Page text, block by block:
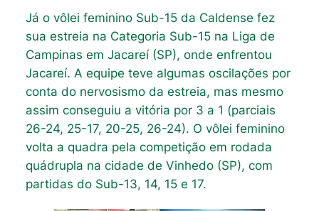
Já o vôlei feminino Sub-15 da Caldense fez
sua estreia na Categoria Sub-15 na Liga de
Campinas em Jacareí (SP), onde enfrentou
Jacareí. A equipe teve algumas oscilações por
conta do nervosismo da estreia, mas mesmo
assim conseguiu a vitória por 3 a 1 (parciais
26-24, 25-17, 20-25, 26-24). O vôlei feminino
volta a quadra pela competição em rodada
quádrupla na cidade de Vinhedo (SP), com
partidas do Sub-13, 14, 15 e 17.